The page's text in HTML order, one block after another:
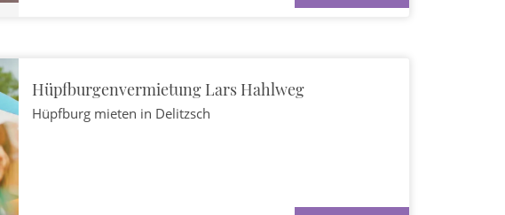
Hüpfburgenvermietung Lars Hahlweg
Hüpfburg mieten in Delitzsch